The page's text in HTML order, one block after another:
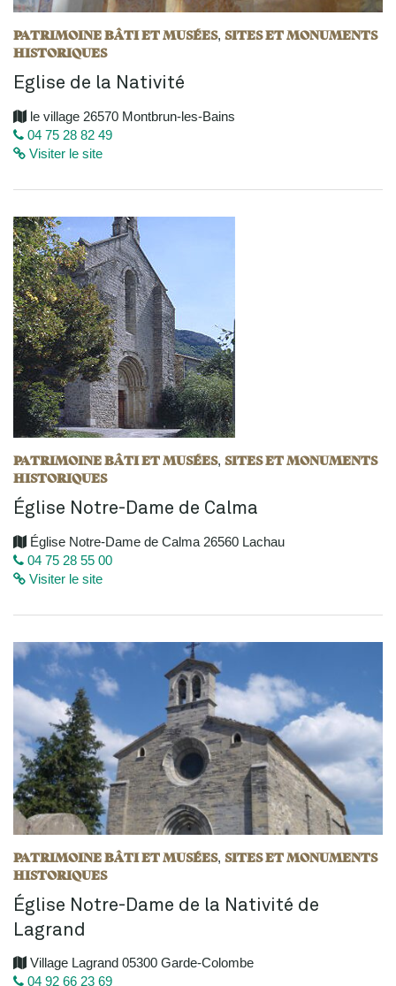
PATRIMOINE BÂTI ET MUSÉES, SITES ET MONUMENTS
HISTORIQUES
Eglise de la Nativité
le village 26570 Montbrun-les-Bains
04 75 28 82 49
Visiter le site
PATRIMOINE BÂTI ET MUSÉES, SITES ET MONUMENTS
HISTORIQUES
Église Notre-Dame de Calma
Église Notre-Dame de Calma 26560 Lachau
04 75 28 55 00
Visiter le site
PATRIMOINE BÂTI ET MUSÉES, SITES ET MONUMENTS
HISTORIQUES
Église Notre-Dame de la Nativité de
Lagrand
Village Lagrand 05300 Garde-Colombe
04 92 66 23 69